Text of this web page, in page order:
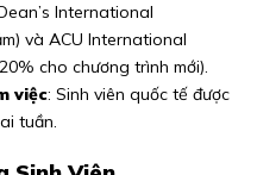
International
và ACU International
cho chương trình mới).
việc: Sinh viên quốc tế được
tuần.